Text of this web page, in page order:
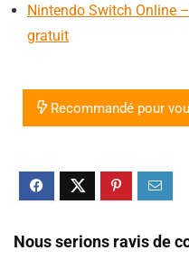
Nintendo Switch Online
gratuit
Recommandé pour
Nous serions ravis de